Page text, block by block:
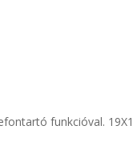
funkcióval.